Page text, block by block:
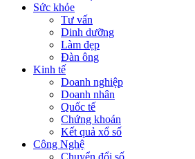
Sức khỏe
Tư vấn
Dinh dưỡng
Làm đẹp
Đàn ông
Kinh tế
Doanh nghiệp
Doanh nhân
Quốc tế
Chứng khoán
Kết quả xổ số
Công Nghệ
Chuyển đổi số